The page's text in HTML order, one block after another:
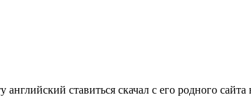
ставиться скачал с его родного